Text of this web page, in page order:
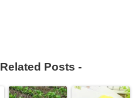
Related Posts -